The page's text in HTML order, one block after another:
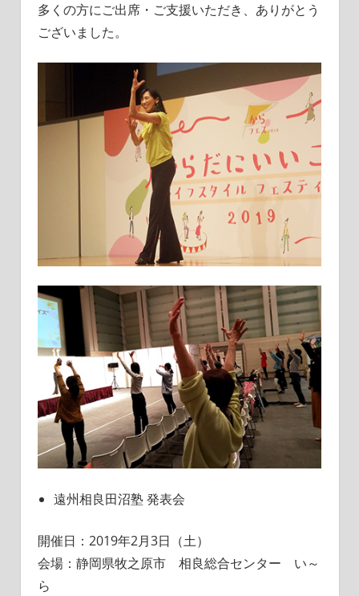
多くの方にご出席・ご支援いただき、ありがとう
ございました。
遠州相良田沼塾 発表会
開催日：2019年2月3日（土）
会場：静岡県牧之原市 相良総合センター い～
ら